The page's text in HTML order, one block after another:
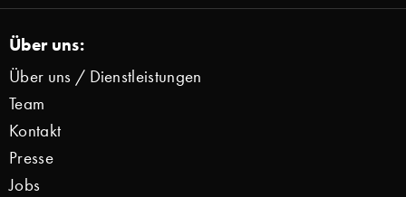
Über uns:
Über uns / Dienstleistungen
Team
Kontakt
Presse
Jobs